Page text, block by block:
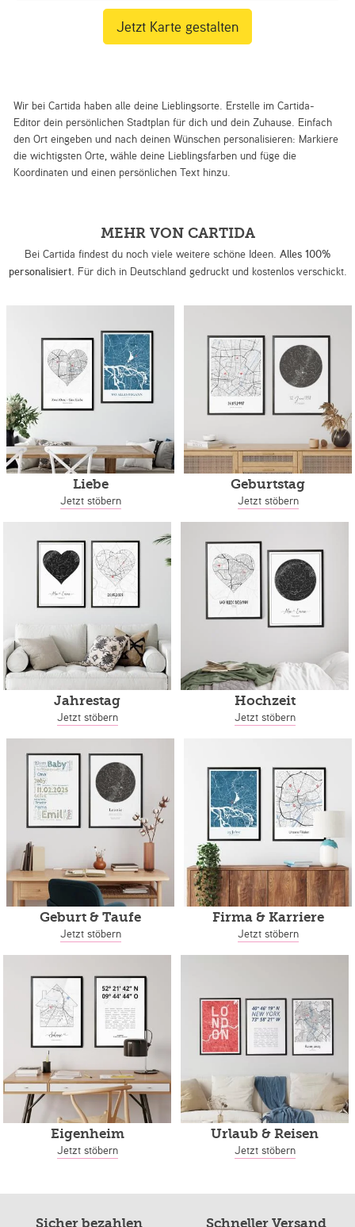
Wir bei Cartida haben alle deine Lieblingsorte. Erstelle im Cartida-
Editor dein persönlichen Stadtplan für dich und dein Zuhause. Einfach
den Ort eingeben und nach deinen Wünschen personalisieren: Markiere
die wichtigsten Orte, wähle deine Lieblingsfarben und füge die
Koordinaten und einen persönlichen Text hinzu.
Jetzt Karte gestalten
MEHR VON CARTIDA
Bei Cartida findest du noch viele weitere schöne Ideen. Alles 100%
personalisiert. Für dich in Deutschland gedruckt und kostenlos verschickt.
Liebe
Jetzt stöbern
Geburtstag
Jetzt stöbern
Jahrestag
Jetzt stöbern
Hochzeit
Jetzt stöbern
Geburt & Taufe
Jetzt stöbern
Firma & Karriere
Jetzt stöbern
Eigenheim
Jetzt stöbern
Urlaub & Reisen
Jetzt stöbern
Sicher bezahlen Schneller Versand